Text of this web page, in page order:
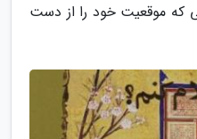
که موقعیت خود را از دست